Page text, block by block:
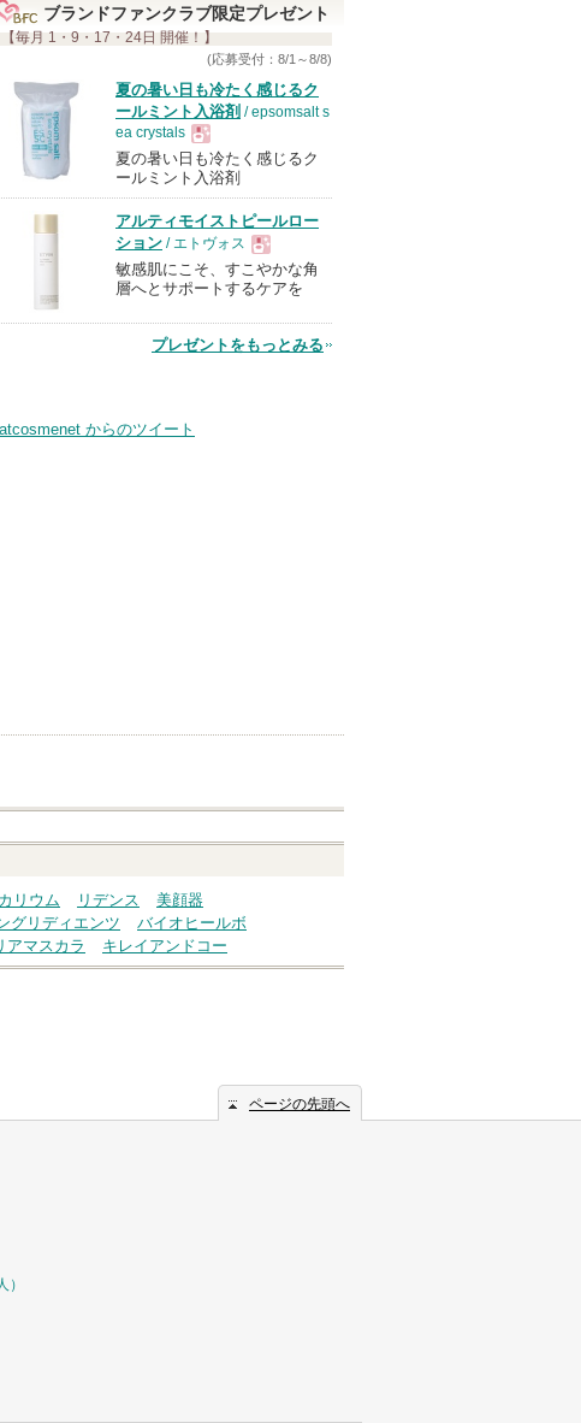
ブランドファンクラブ限定プレゼント
【毎月 1・9・17・24日 開催！】
(応募受付：8/1～8/8)
夏の暑い日も冷たく感じるク
ールミント入浴剤 / epsomsalt s
ea crystals
現
品
夏の暑い日も冷たく感じるク
ールミント入浴剤
アルティモイストピールロー
ション / エトヴォス
現
品
敏感肌にこそ、すこやかな角
層へとサポートするケアを
プレゼントをもっとみる
からのツイート
リウム リデンス
美顔器
グリディエンツ
バイオヒールボ
アマスカラ キレイアンドコー
ページの先頭へ
）